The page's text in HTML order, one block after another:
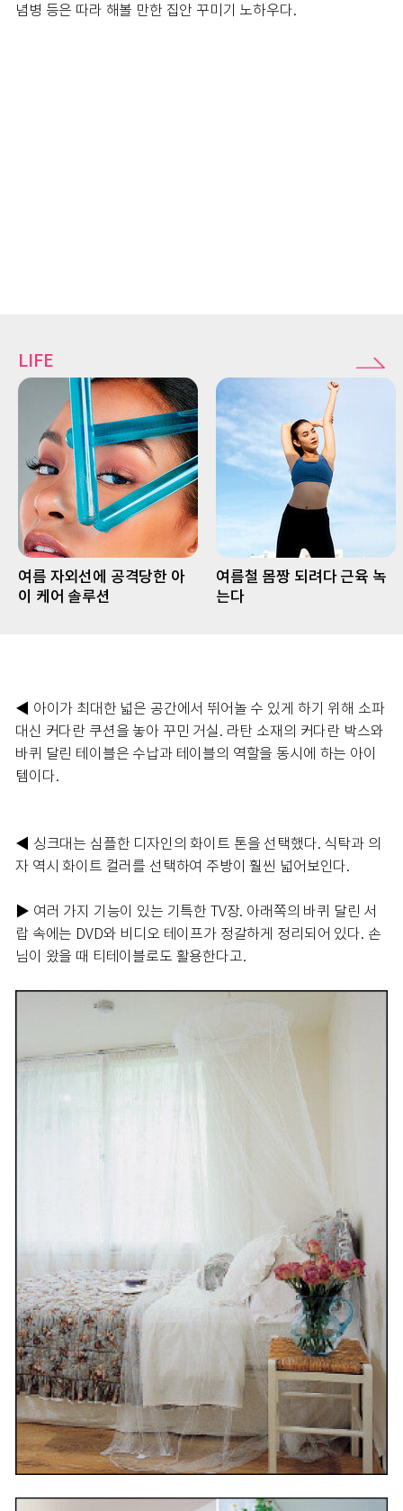
념병 등은 따라 해볼 만한 집안 꾸미기 노하우다.
LIFE
여름 자외선에 공격당한 아
이 케어 솔루션
여름철 몸짱 되려다 근육 녹
는다
◀ 아이가 최대한 넓은 공간에서 뛰어놀 수 있게 하기 위해 소파
대신 커다란 쿠션을 놓아 꾸민 거실. 라탄 소재의 커다란 박스와
바퀴 달린 테이블은 수납과 테이블의 역할을 동시에 하는 아이
템이다.
◀ 싱크대는 심플한 디자인의 화이트 톤을 선택했다. 식탁과 의
자 역시 화이트 컬러를 선택하여 주방이 훨씬 넓어보인다.
▶ 여러 가지 기능이 있는 기특한 TV장. 아래쪽의 바퀴 달린 서
랍 속에는 DVD와 비디오 테이프가 정갈하게 정리되어 있다. 손
님이 왔을 때 티테이블로도 활용한다고.